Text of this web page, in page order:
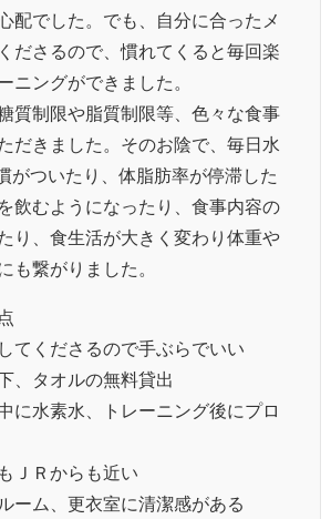
配でした。でも、自分に合ったメ
ださるので、慣れてくると毎回楽
ニングができました。
質制限や脂質制限等、色々な食事
だきました。そのお陰で、毎日水
がついたり、体脂肪率が停滞した
飲むようになったり、食事内容の
り、食生活が大きく変わり体重や
も繋がりました。
てくださるので手ぶらでいい
、タオルの無料貸出
に水素水、トレーニング後にプロ
ＪＲからも近い
ーム、更衣室に清潔感がある